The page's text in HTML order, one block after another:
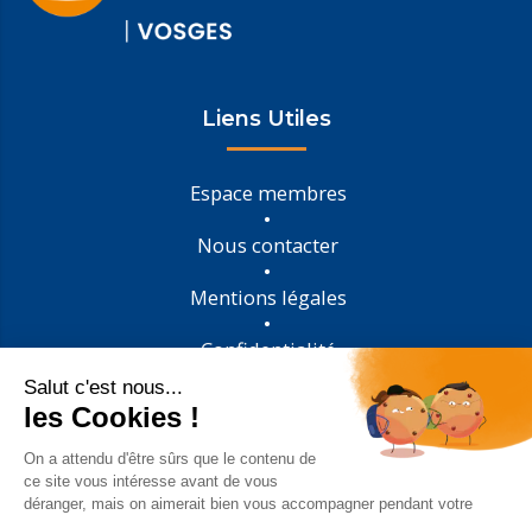
Liens Utiles
Espace membres
Nous contacter
Mentions légales
Confidentialité
Suivez-nous sur Facebook